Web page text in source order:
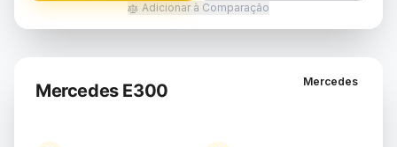
Adicionar à Comparação
Mercedes
Mercedes E300